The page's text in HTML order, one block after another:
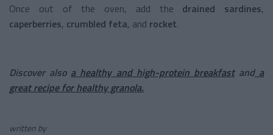
Once out of the oven, add the drained sardines,
caperberries, crumbled feta, and rocket.
Discover also a healthy and high-protein breakfastand a
great recipe for healthy granola.
written by